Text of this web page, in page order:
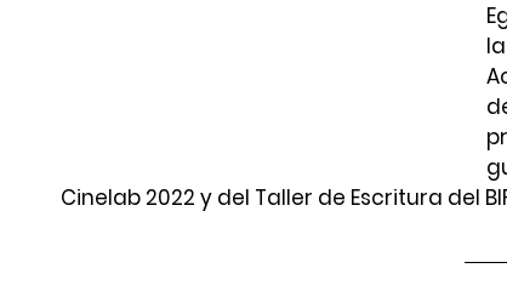
Cinelab 2022 y del Taller de Escritura del